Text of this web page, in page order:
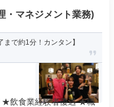
・マネジメント業務)
まで約1分！カンタン】
★飲食業経験者優遇 ★職